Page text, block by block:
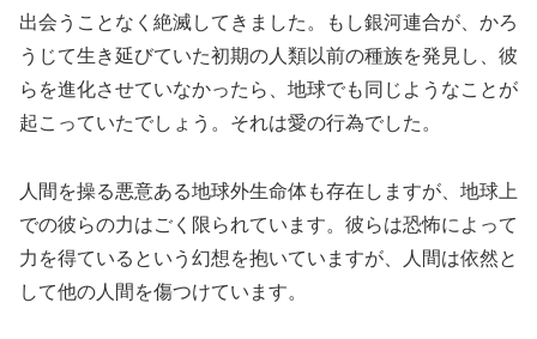
出会うことなく絶滅してきました。もし銀河連合が、かろ
うじて生き延びていた初期の人類以前の種族を発見し、彼
らを進化させていなかったら、地球でも同じようなことが
起こっていたでしょう。それは愛の行為でした。
人間を操る悪意ある地球外生命体も存在しますが、地球上
での彼らの力はごく限られています。彼らは恐怖によって
力を得ているという幻想を抱いていますが、人間は依然と
して他の人間を傷つけています。